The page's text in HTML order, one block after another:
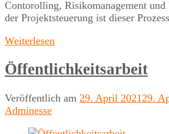
Contorolling, Risikomanagement
der Projektsteuerung ist dieser
Weiterlesen
Öffentlichkeitsarbeit
Veröffentlich am 29. April 2021 29.
Adminesse